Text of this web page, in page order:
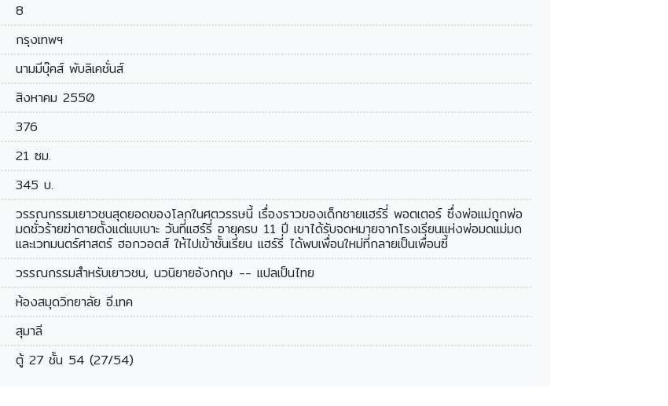
8
กรุงเทพฯ
นามมีบุ๊คส์ พับลิเคชั่นส์
สิงหาคม 2550
376
21 ซม.
345 บ.
วรรณกรรมเยาวชนสุดยอดของโลกในศตวรรษนี้ เรื่องราวของเด็กชายแฮร์รี่ พอตเตอร์ ซึ่งพ่อแม่ถูกพ่อ
มดชั่วร้ายฆ่าตายตั้งแต่แบเบาะ วันที่แฮร์รี่ อายุครบ 11 ปี เขาได้รับจดหมายจากโรงเรียนแห่งพ่อมดแม่มด
และเวทมนตร์ศาสตร์ ฮอกวอตส์ ให้ไปเข้าชั้นเรียน แฮร์รี่ ได้พบเพื่อนใหม่ที่กลายเป็นเพื่อนซี้
วรรณกรรมสำหรับเยาวชน, นวนิยายอังกฤษ -- แปลเป็นไทย
ห้องสมุดวิทยาลัย อี.เทค
สุมาลี
ตู้ 27 ชั้น 54 (27/54)